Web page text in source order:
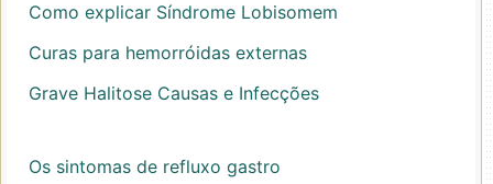
Como explicar Síndrome Lobisomem
Curas para hemorróidas externas
Grave Halitose Causas e Infecções
Os sintomas de refluxo gastro